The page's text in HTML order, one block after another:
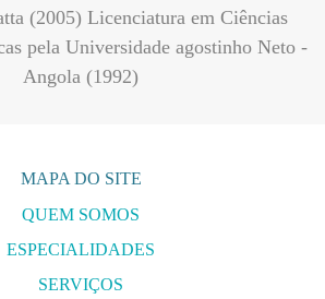
(2005) Licenciatura em Ciências
pela Universidade agostinho Neto -
Angola (1992)
MAPA DO SITE
QUEM SOMOS
ESPECIALIDADES
SERVIÇOS